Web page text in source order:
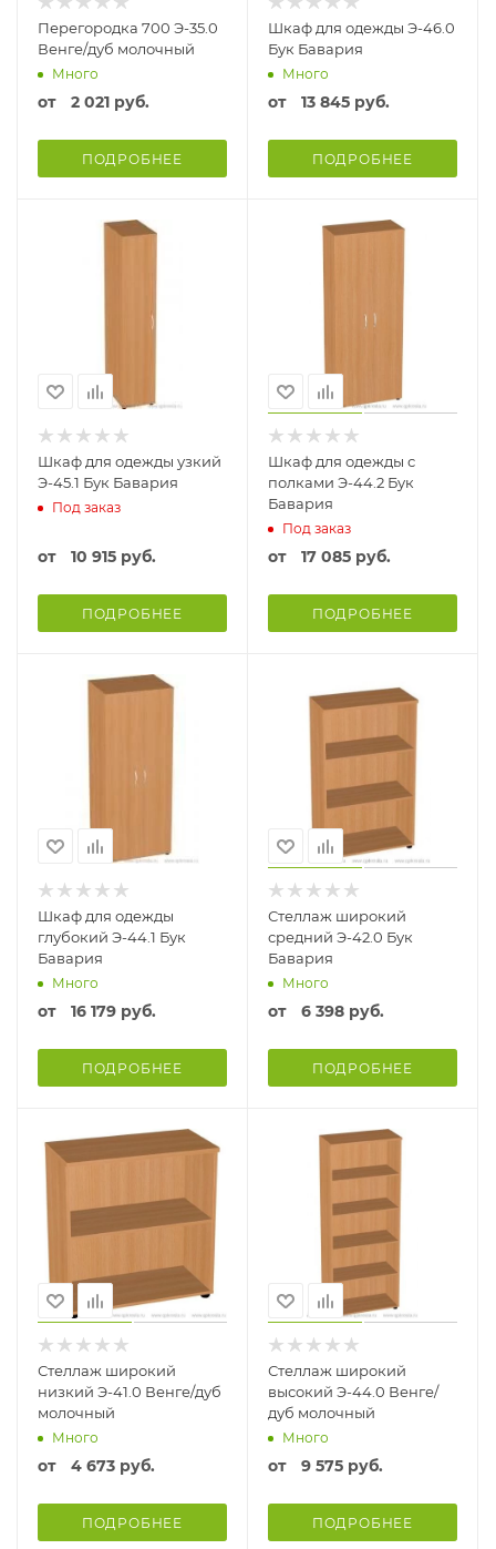
Перегородка 700 Э-35.0
Венге/дуб молочный
Много
от 2 021 руб.
ПОДРОБНЕЕ
Шкаф для одежды Э-46.0
Бук Бавария
Много
от 13 845 руб.
ПОДРОБНЕЕ
Шкаф для одежды узкий
Э-45.1 Бук Бавария
Под заказ
от 10 915 руб.
ПОДРОБНЕЕ
Шкаф для одежды с
полками Э-44.2 Бук
Бавария
Под заказ
от 17 085 руб.
ПОДРОБНЕЕ
Шкаф для одежды
глубокий Э-44.1 Бук
Бавария
Много
от 16 179 руб.
ПОДРОБНЕЕ
Стеллаж широкий
средний Э-42.0 Бук
Бавария
Много
от 6 398 руб.
ПОДРОБНЕЕ
Стеллаж широкий
низкий Э-41.0 Венге/дуб
молочный
Много
от 4 673 руб.
ПОДРОБНЕЕ
Стеллаж широкий
высокий Э-44.0 Венге/
дуб молочный
Много
от 9 575 руб.
ПОДРОБНЕЕ